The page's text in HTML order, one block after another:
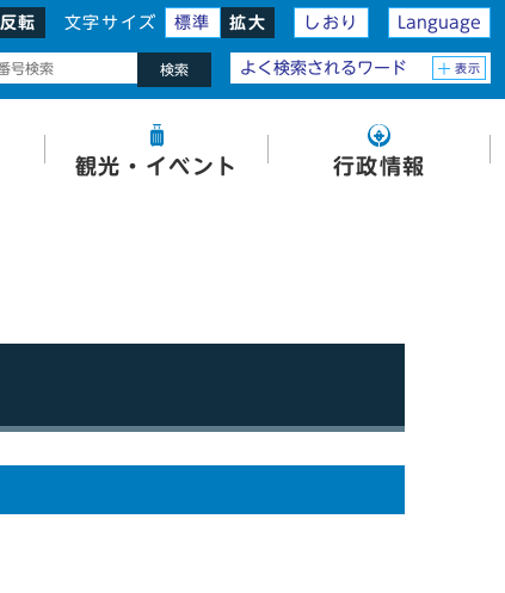
反転 文字サイズ 標準 拡大 しおり Language
検索 よく検索されるワード 表示
観光・イベント 行政情報